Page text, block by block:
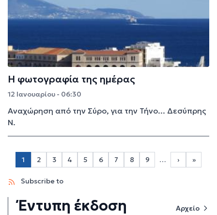
Η φωτογραφία της ημέρας
12 Ιανουαρίου - 06:30
Αναχώρηση από την Σύρο, για την Τήνο... Δεσύπρης
Ν.
Σελιδοποίηση
1 Page 2
2 Page 3
3 Page 4
4 Page 5
5 Page 6
6 Page 7
7 Page 8
8 Page 9
9 …
Next page
›
Last
»
Subscribe to
Έντυπη έκδοση Αρχείο